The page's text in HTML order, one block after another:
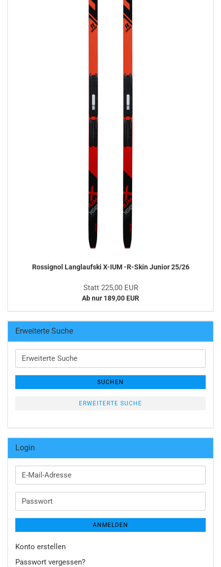
Rossignol Langlaufski X-IUM -R-Skin Junior 25/26
Statt 225,00 EUR
Ab nur 189,00 EUR
Erweiterte Suche
Erweiterte
Suche
SUCHEN
ERWEITERTE SUCHE
Login
E-
Mail-
Passwort
ANMELDEN
Konto erstellen
Passwort vergessen?